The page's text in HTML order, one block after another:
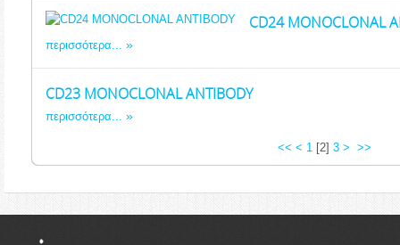
CD24 MONOCLONAL
περισσότερα...
CD23 MONOCLONAL ANTIBODY
περισσότερα...
<< < 1 [2] 3 > >>